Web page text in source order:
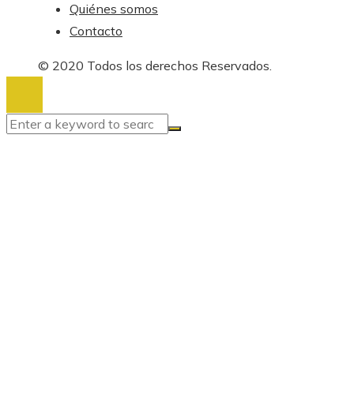
Quiénes somos
Contacto
© 2020 Todos los derechos Reservados.